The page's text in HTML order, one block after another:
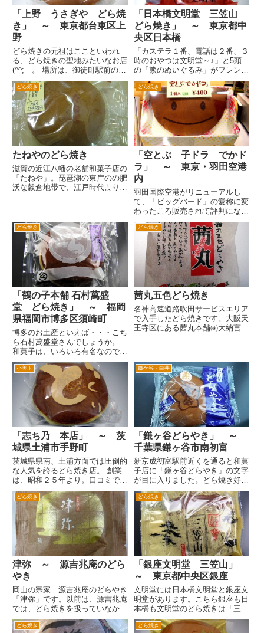
「上野 うさぎや どら焼
き」 ～ 東京都台東区上
野
どら焼きの元祖はここといわれ
る、どら焼きの聖地みたいなお店
(^^; 。 場所は、御徒町駅前の通
りを左へ進みます。春日通りにぶ
つかるので、横断歩道を渡って、
春日通り沿いに左へ３分くらい歩
くと右手のビルの一階にありま
す。松坂屋の新館の斜め向かい...
「日本橋文明堂 三笠山
どら焼き」 ～ 東京都中
央区日本橋
「カステラ１番、電話は２番、３
時のおやつは文明堂～♪」と5頭
の「熊のぬいぐるみ」がフレンチ
カンカンを踊るＣＭが有名な文明
堂。 ちなみに「日本橋文明堂」
です。 はじめて文明堂のどら焼
きを見たとき、「三笠山」と書い
てありました。どうみてもどら
焼...
どら焼き
たねやのどら焼き
滋賀の近江八幡の老舗和菓子店の
「たねや」。琵琶湖の東岸のの肥
沃な穀倉地帯で、江戸時代より穀
面のデパートなどじめ、最近で
は、都心のデパートなどにも出店
し...
どら焼き
「空とぶ 子ドラ でかド
ラ」 ～ 東京・羽田空港
内
羽田国際空港がリニューアルし
て、「ビッグバード」の愛称に変
わったころ販売されて評判にな
り、現在も根強い人気があるどら
焼き。 その商品名の「そら飛
ぶ」というところから、羽田空港
でしか買うことができない「羽田
空港限定」というのも希少性があ
り航空...
どら焼き
「鶴の子本舗 石村萬盛
堂 どら焼き」 ～ 福岡
県福岡市博多区須崎町
博多のお土産といえば・・・こち
ら石村萬盛堂さんでしょうか。
和菓子は、いろいろ有名なのです
が、やはりどら焼きが気になりま
す。 表面が濃い目に焼かれてお
り、ちょっと渋みがあります。大
きさはちょっと小ぶり。そして、
食べてみるとなんか刺激が。普
通...
どら焼き
茜丸五色どら焼き
名神高速道路吹田サービスエリア
で入手したどら焼きです。大阪天
王寺区にある茜丸本舗㈱大納言と
ウグイス豆、白手亡豆、そして小
豆が入っているそうです。 見...
小美玉
「志ち乃 本店」 ～ 茨
城県土浦市手野町
茨城県県南、土浦方面では圧倒的
な人気を誇るどら焼き店。 創業
は、昭和２５年より。口コミで行
ってみたお店は、土浦市外から離
れた周囲は蓮（ハス）の田ばかり
の田園風景の中にぽつんとああり
ました。そんなアクセスが悪そう
な場所にもかかわらず駐車場
は、...
鎌ケ谷・白井
「鎌ヶ谷どらやき」 ～
千葉県鎌ヶ谷市南初富
新京成初富駅前近くを通ると和菓
子店に「鎌ヶ谷どらやき」の文字
が目に入りました。どら焼き好き
としては、いろいろ食べてみたい
ところですが、いかんせんどこの
和菓子屋さんもどら焼きを販売し
ているためキリがないんです。
そのためクチコミとかじゃない
と...
どら焼き
津弥 ～ 源吉兆庵のどら
やき
岡山の宗家 源吉兆庵のどらやき
「津弥」です。以前は、源吉兆庵
では、どら焼きを扱っていなかっ
たような。たまたま扱ってない店
に行ったからか。 いずれにせよ
どら焼き
「銀座文明堂 三笠山」
～ 東京都中央区銀座
文明堂には日本橋文明堂と銀座文
明堂があります。こちら銀座も日
本橋も文明堂のどら焼きは「三笠
山」と言います。 パッケージの
裏側商品情報が掲載されている上
どら焼き どら焼き